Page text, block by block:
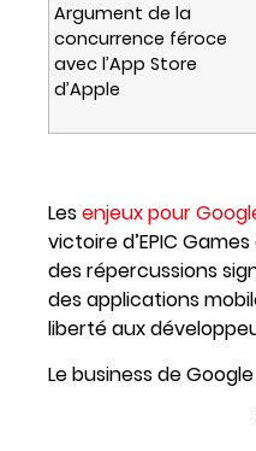
Argument de la
concurrence féroce
avec l’App Store
d’Apple
Lesenjeux pour
victoire d’EPIC
des répercussions
des applications
liberté aux
Le business de